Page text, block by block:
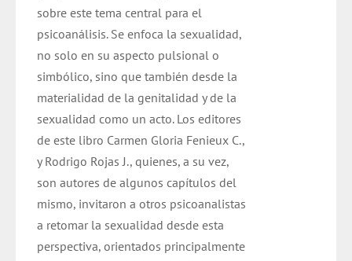
sobre este tema central para el
psicoanálisis. Se enfoca la sexualidad,
no solo en su aspecto pulsional o
simbólico, sino que también desde la
materialidad de la genitalidad y de la
sexualidad como un acto. Los editores
de este libro Carmen Gloria Fenieux C.,
y Rodrigo Rojas J., quienes, a su vez,
son autores de algunos capítulos del
mismo, invitaron a otros psicoanalistas
a retomar la sexualidad desde esta
perspectiva, orientados principalmente